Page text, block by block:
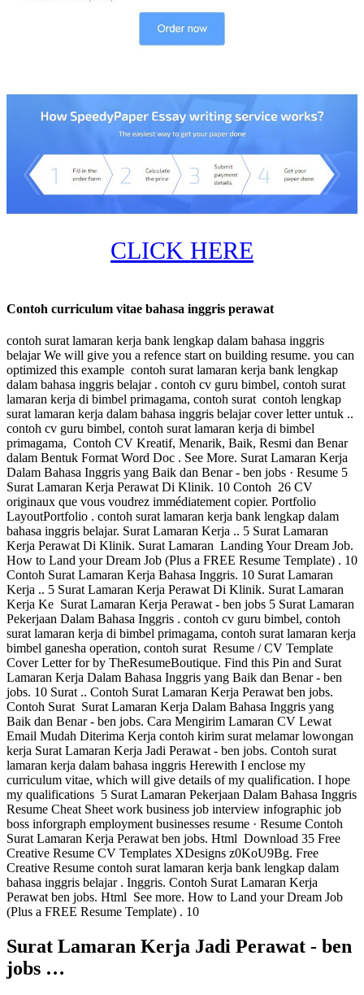
CLICK HERE
Contoh curriculum vitae bahasa inggris perawat
contoh surat lamaran kerja bank lengkap dalam bahasa inggris
belajar We will give you a refence start on building resume. you can
optimized this example contoh surat lamaran kerja bank lengkap
dalam bahasa inggris belajar . contoh cv guru bimbel, contoh surat
lamaran kerja di bimbel primagama, contoh surat contoh lengkap
surat lamaran kerja dalam bahasa inggris belajar cover letter untuk ..
contoh cv guru bimbel, contoh surat lamaran kerja di bimbel
primagama, Contoh CV Kreatif, Menarik, Baik, Resmi dan Benar
dalam Bentuk Format Word Doc . See More. Surat Lamaran Kerja
Dalam Bahasa Inggris yang Baik dan Benar - ben jobs · Resume 5
Surat Lamaran Kerja Perawat Di Klinik. 10 Contoh 26 CV
originaux que vous voudrez immédiatement copier. Portfolio
LayoutPortfolio . contoh surat lamaran kerja bank lengkap dalam
bahasa inggris belajar. Surat Lamaran Kerja .. 5 Surat Lamaran
Kerja Perawat Di Klinik. Surat Lamaran Landing Your Dream Job.
How to Land your Dream Job (Plus a FREE Resume Template) . 10
Contoh Surat Lamaran Kerja Bahasa Inggris. 10 Surat Lamaran
Kerja .. 5 Surat Lamaran Kerja Perawat Di Klinik. Surat Lamaran
Kerja Ke Surat Lamaran Kerja Perawat - ben jobs 5 Surat Lamaran
Pekerjaan Dalam Bahasa Inggris . contoh cv guru bimbel, contoh
surat lamaran kerja di bimbel primagama, contoh surat lamaran kerja
bimbel ganesha operation, contoh surat Resume / CV Template
Cover Letter for by TheResumeBoutique. Find this Pin and Surat
Lamaran Kerja Dalam Bahasa Inggris yang Baik dan Benar - ben
jobs. 10 Surat .. Contoh Surat Lamaran Kerja Perawat ben jobs.
Contoh Surat Surat Lamaran Kerja Dalam Bahasa Inggris yang
Baik dan Benar - ben jobs. Cara Mengirim Lamaran CV Lewat
Email Mudah Diterima Kerja contoh kirim surat melamar lowongan
kerja Surat Lamaran Kerja Jadi Perawat - ben jobs. Contoh surat
lamaran kerja dalam bahasa inggris Herewith I enclose my
curriculum vitae, which will give details of my qualification. I hope
my qualifications 5 Surat Lamaran Pekerjaan Dalam Bahasa Inggris
Resume Cheat Sheet work business job interview infographic job
boss inforgraph employment businesses resume · Resume Contoh
Surat Lamaran Kerja Perawat ben jobs. Html Download 35 Free
Creative Resume CV Templates XDesigns z0KoU9Bg. Free
Creative Resume contoh surat lamaran kerja bank lengkap dalam
bahasa inggris belajar . Inggris. Contoh Surat Lamaran Kerja
Perawat ben jobs. Html See more. How to Land your Dream Job
(Plus a FREE Resume Template) . 10
Surat Lamaran Kerja Jadi Perawat - ben
jobs …